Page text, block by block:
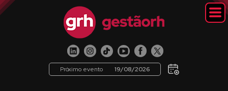
Próximo evento 19/08/2026